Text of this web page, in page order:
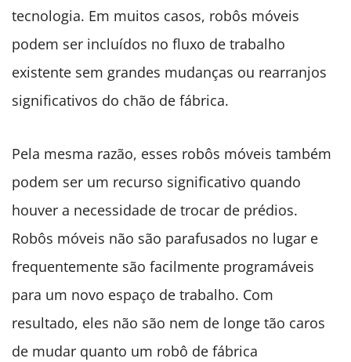
tecnologia. Em muitos casos, robôs móveis
podem ser incluídos no fluxo de trabalho
existente sem grandes mudanças ou rearranjos
significativos do chão de fábrica.
Pela mesma razão, esses robôs móveis também
podem ser um recurso significativo quando
houver a necessidade de trocar de prédios.
Robôs móveis não são parafusados no lugar e
frequentemente são facilmente programáveis
para um novo espaço de trabalho. Com
resultado, eles não são nem de longe tão caros
de mudar quanto um robô de fábrica